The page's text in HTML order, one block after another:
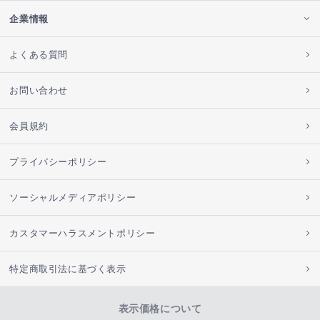
企業情報
よくある質問
お問い合わせ
会員規約
プライバシーポリシー
ソーシャルメディアポリシー
カスタマーハラスメントポリシー
特定商取引法に基づく表示
表示価格について